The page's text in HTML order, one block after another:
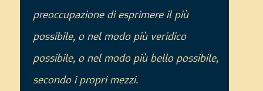
preoccupazione di esprimere il più
possibile, o nel modo più veridico
possibile, o nel modo più bello possibile,
secondo i propri mezzi.